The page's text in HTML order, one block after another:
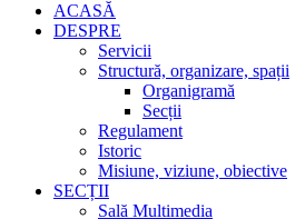
ACASĂ
DESPRE
Servicii
Structură, organizare, spații
Organigramă
Secții
Regulament
Istoric
Misiune, viziune, obiective
SECȚII
Sală Multimedia